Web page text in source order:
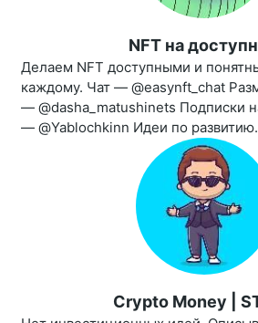
NFT на
Делаем NFT доступными и
каждому. Чат — @easynft_chat
— @dasha_matushinets Подписки
— @Yablochkinn Идеи по
Crypto Money |